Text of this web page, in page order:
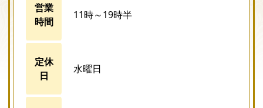
営業
時間
11時～19時半
定休
日
水曜日